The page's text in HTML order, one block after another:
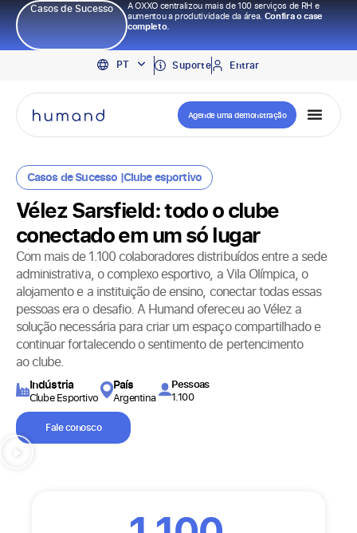
Casos de Sucesso
A OXXO centralizou mais de 100 serviços de RH e
aumentou a produtividade da área.Confira o case
completo.
PT
EN
ES
Suporte Entrar
Agende uma demonstração
Casos de Sucesso |Clube esportivo
Vélez Sarsfield: todo o clube
conectado em um só lugar
Com mais de 1.100 colaboradores distribuídos entre a sede
administrativa, o complexo esportivo, a Vila Olímpica, o
alojamento e a instituição de ensino, conectar todas essas
pessoas era o desafio. A Humand ofereceu ao Vélez a
solução necessária para criar um espaço compartilhado e
continuar fortalecendo o sentimento de pertencimento
ao clube.
Indústria
Clube Esportivo
País
Argentina
Pessoas
1.100
Fale conosco